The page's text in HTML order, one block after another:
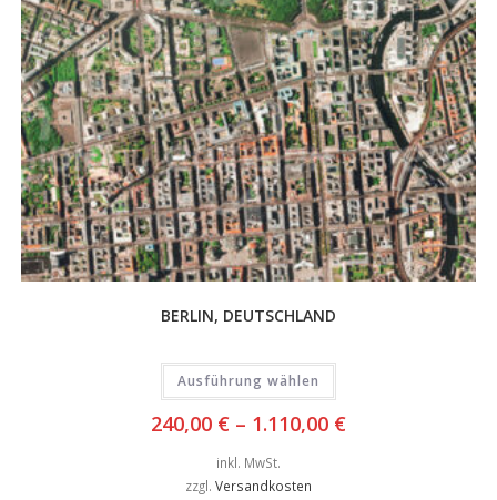
BERLIN, DEUTSCHLAND
Ausführung wählen
240,00 € – 1.110,00 €
inkl. MwSt.
zzgl. Versandkosten